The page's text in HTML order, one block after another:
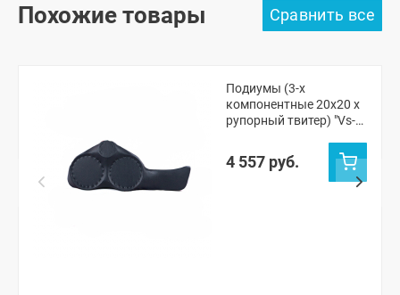
Похожие товары
Подиумы (3-х
компонентные 20x20 x
рупорный твитер) "Vs-
Нива Тревел
4 557 руб.